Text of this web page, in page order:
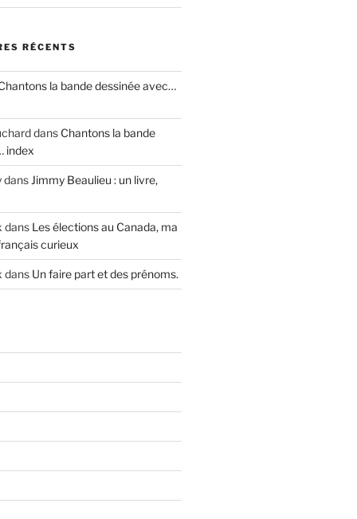
RÉCENTS
la bande dessinée avec…
dans Chantons la bande
index
dans Jimmy Beaulieu : un livre,
dans Les élections au Canada, ma
curieux
dans Un faire part et des prénoms.